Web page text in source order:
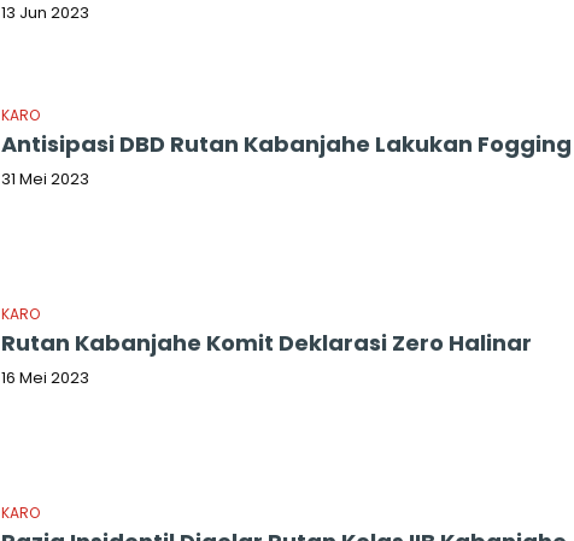
13 Jun 2023
KARO
Antisipasi DBD Rutan Kabanjahe Lakukan Fogging
31 Mei 2023
KARO
Rutan Kabanjahe Komit Deklarasi Zero Halinar
16 Mei 2023
KARO